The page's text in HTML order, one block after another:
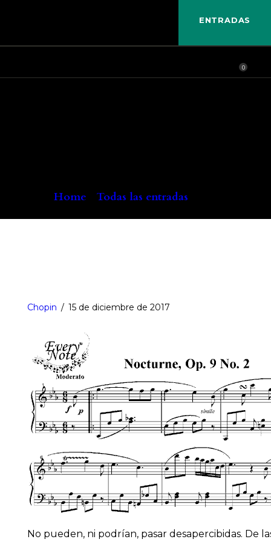
ENTRADAS
0
Home Todas las entradas
Chopin 15 de diciembre de 2017
No pueden, ni podrían, pasar desapercibidas. De